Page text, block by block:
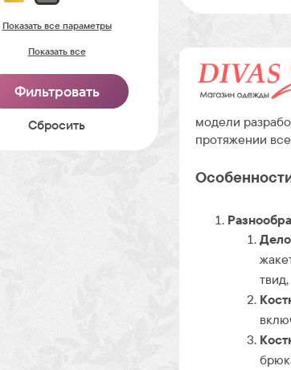
Показать все параметры
Показать все
Cбросить
модели
протяжении